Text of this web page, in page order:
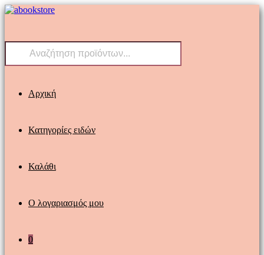
Skip
Products
Αρχική
Κατηγορίες ειδών
Καλάθι
Ο λογαριασμός μου
0